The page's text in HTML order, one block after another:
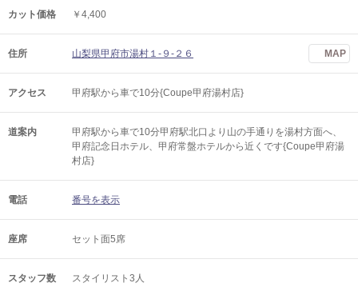
カット価格 ￥4,400
住所 山梨県甲府市湯村１‐９‐２６ MAP
アクセス 甲府駅から車で10分{Coupe甲府湯村店}
道案内
甲府駅から車で10分甲府駅北口より山の手通りを湯村方面へ、
甲府記念日ホテル、甲府常盤ホテルから近くです{Coupe甲府湯
村店}
電話 番号を表示
座席 セット面5席
スタッフ数 スタイリスト3人